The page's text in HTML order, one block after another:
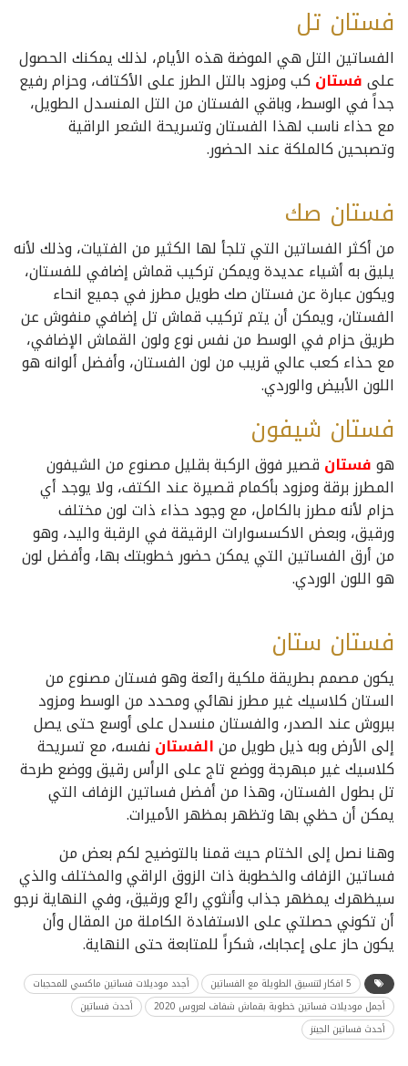
فستان تل
الفساتين التل هي الموضة هذه الأيام، لذلك يمكنك الحصول
علىفستانكب ومزود بالتل الطرز على الأكتاف، وحزام رفيع
جداً في الوسط، وباقي الفستان من التل المنسدل الطويل،
مع حذاء ناسب لهذا الفستان وتسريحة الشعر الراقية
وتصبحين كالملكة عند الحضور.
فستان صك
من أكثر الفساتين التي تلجأ لها الكثير من الفتيات، وذلك لأنه
يليق به أشياء عديدة ويمكن تركيب قماش إضافي للفستان،
ويكون عبارة عن فستان صك طويل مطرز في جميع انحاء
الفستان، ويمكن أن يتم تركيب قماش تل إضافي منفوش عن
طريق حزام في الوسط من نفس نوع ولون القماش الإضافي،
مع حذاء كعب عالي قريب من لون الفستان، وأفضل ألوانه هو
اللون الأبيض والوردي.
فستان شيفون
هوفستان قصير فوق الركبة بقليل مصنوع من الشيفون
المطرز برقة ومزود بأكمام قصيرة عند الكتف، ولا يوجد أي
حزام لأنه مطرز بالكامل، مع وجود حذاء ذات لون مختلف
ورقيق، وبعض الاكسسوارات الرقيقة في الرقبة واليد، وهو
من أرق الفساتين التي يمكن حضور خطوبتك بها، وأفضل لون
هو اللون الوردي.
فستان ستان
يكون مصمم بطريقة ملكية رائعة وهو فستان مصنوع من
الستان كلاسيك غير مطرز نهائي ومحدد من الوسط ومزود
ببروش عند الصدر، والفستان منسدل على أوسع حتى يصل
إلى الأرض وبه ذيل طويل منالفستاننفسه، مع تسريحة
كلاسيك غير مبهرجة ووضع تاج على الرأس رقيق ووضع طرحة
تل بطول الفستان، وهذا من أفضل فساتين الزفاف التي
يمكن أن حظي بها وتظهر بمظهر الأميرات.
وهنا نصل إلى الختام حيث قمنا بالتوضيح لكم بعض من
فساتين الزفاف والخطوبة ذات الزوق الراقي والمختلف والذي
سيظهرك يمظهر جذاب وأنثوي رائع ورقيق، وفي النهاية نرجو
أن تكوني حصلتي على الاستفادة الكاملة من المقال وأن
يكون حاز على إعجابك، شكراً للمتابعة حتى النهاية.
5 افكار لتنسيق الطويلة مع الفساتين
أجدد موديلات فساتين ماكسي للمحجبات
أجمل موديلات فساتين خطوبة بقماش شفاف لعروس 2020
أحدث فساتين
أحدث فساتين الجينز